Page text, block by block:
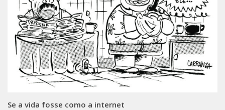
Se a vida fosse como a internet